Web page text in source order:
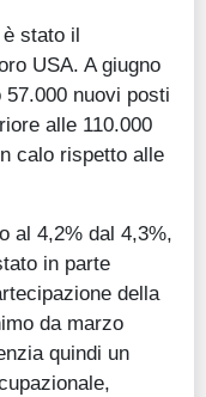
stato il
USA. A giugno
57.000 nuovi posti
alle 110.000
calo rispetto alle
al 4,2% dal 4,3%,
in parte
della
da marzo
quindi un